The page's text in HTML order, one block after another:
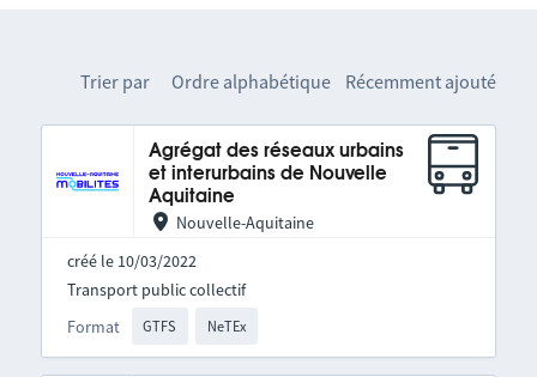
Trier par Ordre alphabétique Récemment ajouté
Agrégat des réseaux urbains
et interurbains de Nouvelle
Aquitaine
Nouvelle-Aquitaine
créé le 10/03/2022
Format GTFS NeTEx
Transport public collectif